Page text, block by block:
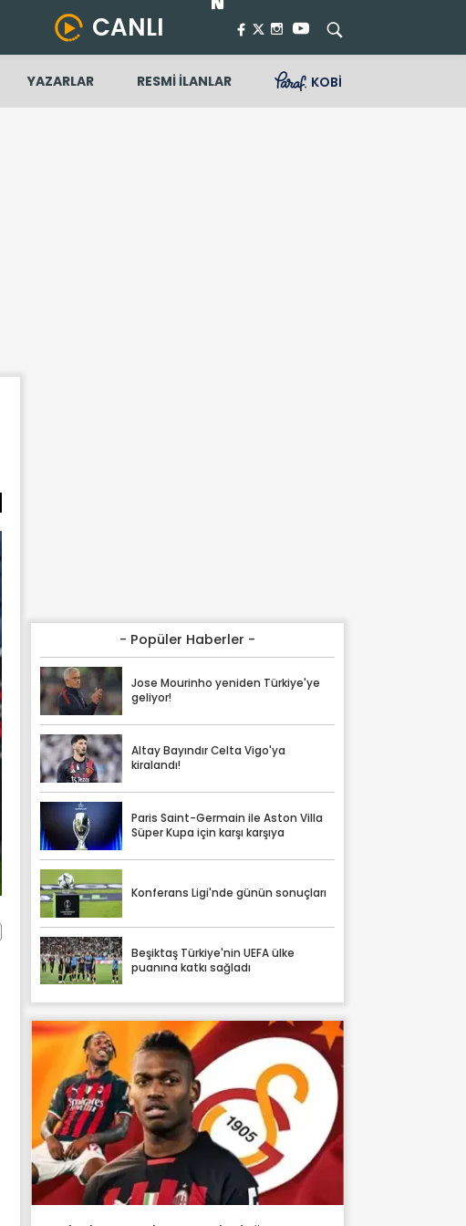
CANLI
YAZARLAR RESMİ İLANLAR KOBİ
- Popüler Haberler -
Jose Mourinho yeniden Türkiye'ye
geliyor!
Altay Bayındır Celta Vigo'ya
kiralandı!
Paris Saint-Germain ile Aston Villa
Süper Kupa için karşı karşıya
Konferans Ligi'nde günün sonuçları
Beşiktaş Türkiye'nin UEFA ülke
puanına katkı sağladı